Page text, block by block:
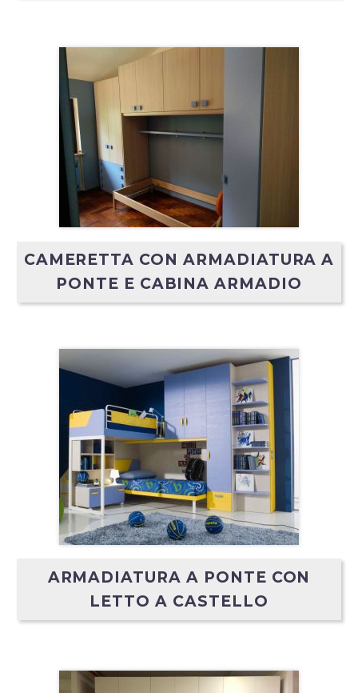
CAMERETTA CON ARMADIATURA A
PONTE E CABINA ARMADIO
ARMADIATURA A PONTE CON
LETTO A CASTELLO